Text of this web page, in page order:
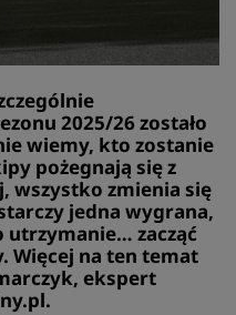
2025/26 zostało
wiemy, kto zostanie
pożegnają się z
wszystko zmienia się
jedna wygrana,
utrzymanie… zacząć
Więcej na ten temat
ekspert
.